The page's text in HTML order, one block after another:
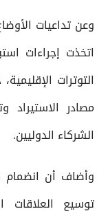
وعن تداعيات
اتخذت إجراءات
التوترات
مصادر الاستيراد
الشركاء الدوليين.
وأضاف أن
توسيع العلاقات